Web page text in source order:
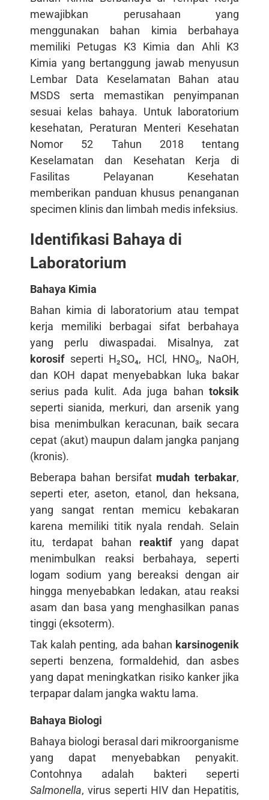
mewajibkan perusahaan yang
menggunakan bahan kimia berbahaya
memiliki Petugas K3 Kimia dan Ahli K3
Kimia yang bertanggung jawab menyusun
Lembar Data Keselamatan Bahan atau
MSDS serta memastikan penyimpanan
sesuai kelas bahaya. Untuk laboratorium
kesehatan, Peraturan Menteri Kesehatan
Nomor 52 Tahun 2018 tentang
Keselamatan dan Kesehatan Kerja di
Fasilitas Pelayanan Kesehatan
memberikan panduan khusus penanganan
specimen klinis dan limbah medis infeksius.
Identifikasi Bahaya di
Laboratorium
Bahaya Kimia
Bahan kimia di laboratorium atau tempat
kerja memiliki berbagai sifat berbahaya
yang perlu diwaspadai. Misalnya, zat
korosifseperti H₂SO₄, HCl, HNO₃, NaOH,
dan KOH dapat menyebabkan luka bakar
serius pada kulit. Ada juga bahan toksik
seperti sianida, merkuri, dan arsenik yang
bisa menimbulkan keracunan, baik secara
cepat (akut) maupun dalam jangka panjang
(kronis).
Beberapa bahan bersifat mudah terbakar,
seperti eter, aseton, etanol, dan heksana,
yang sangat rentan memicu kebakaran
karena memiliki titik nyala rendah. Selain
itu, terdapat bahan reaktifyang dapat
menimbulkan reaksi berbahaya, seperti
logam sodium yang bereaksi dengan air
hingga menyebabkan ledakan, atau reaksi
asam dan basa yang menghasilkan panas
tinggi (eksoterm).
Tak kalah penting, ada bahan karsinogenik
seperti benzena, formaldehid, dan asbes
yang dapat meningkatkan risiko kanker jika
terpapar dalam jangka waktu lama.
Bahaya Biologi
Bahaya biologi berasal dari mikroorganisme
yang dapat menyebabkan penyakit.
Contohnya adalah bakteri seperti
Salmonella, virus seperti HIV dan Hepatitis,